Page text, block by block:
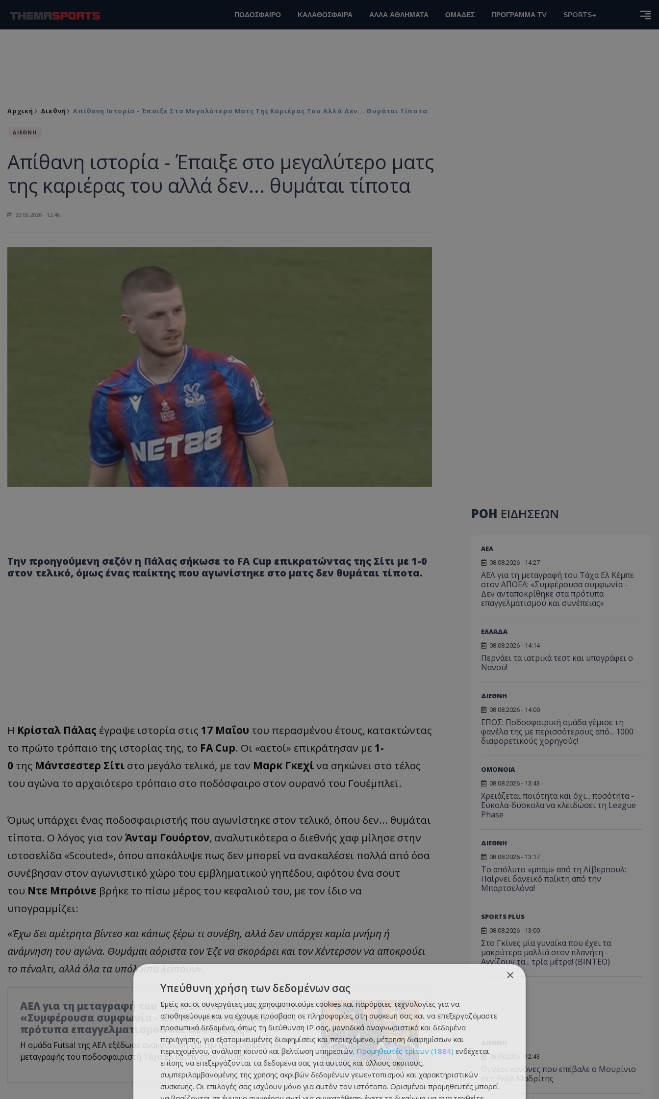
ΠΟΔΟΣΦΑΙΡΟ ΚΑΛΑΘΟΣΦΑΙΡΑ ΑΛΛΑ ΑΘΛΗΜΑΤΑ ΟΜΑΔΕΣ ΠΡΟΓΡΑΜΜΑ TV SPORTS+
Αρχική Διεθνή Απίθανη Ιστορία - Έπαιξε Στο Μεγαλύτερο Ματς Της Καριέρας Του Αλλά Δεν... Θυμάται Τίποτα
ΔΙΕΘΝΗ
Απίθανη ιστορία - Έπαιξε στο μεγαλύτερο ματς
της καριέρας του αλλά δεν... θυμάται τίποτα
20.05.2026 - 12:46
Την προηγούμενη σεζόν η Πάλας σήκωσε το FA Cup επικρατώντας της Σίτι με 1-0
στον τελικό, όμως ένας παίκτης που αγωνίστηκε στο ματς δεν θυμάται τίποτα.
Η Κρίσταλ Πάλας έγραψε ιστορία στις 17 Μαΐου του περασμένου έτους, κατακτώντας
το πρώτο τρόπαιο της ιστορίας της, το FA Cup. Οι «αετοί» επικράτησαν με 1-
0 της Μάντσεστερ Σίτι στο μεγάλο τελικό, με τον Μαρκ Γκεχίνα σηκώνει στο τέλος
του αγώνα το αρχαιότερο τρόπαιο στο ποδόσφαιρο στον ουρανό του Γουέμπλεϊ.
Όμως υπάρχει ένας ποδοσφαιριστής που αγωνίστηκε στον τελικό, όπου δεν... θυμάται
τίποτα. Ο λόγος για τον Άνταμ Γουόρτον, αναλυτικότερα ο διεθνής χαφ μίλησε στην
ιστοσελίδα «Scouted», όπου αποκάλυψε πως δεν μπορεί να ανακαλέσει πολλά από όσα
συνέβησαν στον αγωνιστικό χώρο του εμβληματικού γηπέδου, αφότου ένα σουτ
του Ντε Μπρόινε βρήκε το πίσω μέρος του κεφαλιού του, με τον ίδιο να
υπογραμμίζει:
«Έχω δει αμέτρητα βίντεο και κάπως ξέρω τι συνέβη, αλλά δεν υπάρχει καμία μνήμη ή
ανάμνηση του αγώνα. Θυμάμαι αόριστα τον Έζε να σκοράρει και τον Χέντερσον να αποκρούει
το πέναλτι, αλλά όλα τα υπόλοιπα λείπουν».
ΑΕΛ για τη μεταγραφή του Τάχα Ελ Κέμπε στον ΑΠΟΕΛ:
«Συμφέρουσα συμφωνία - Δεν ανταποκρίθηκε στα
πρότυπα επαγγελματισμού και συνέπειας»
Η ομάδα Futsal της ΑΕΛ εξέδωσε ανακοίνωση για την ολοκλήρωση της
μεταγραφής του ποδοσφαιριστή Τάχα Ελ Κέμπε στον ΑΠΟΕΛ.
ΡΟΗ ΕΙΔΗΣΕΩΝ
ΑΕΛ
08.08.2026 - 14:27
ΑΕΛ για τη μεταγραφή του Τάχα Ελ Κέμπε
στον ΑΠΟΕΛ: «Συμφέρουσα συμφωνία -
Δεν ανταποκρίθηκε στα πρότυπα
επαγγελματισμού και συνέπειας»
ΕΛΛΑΔΑ
08.08.2026 - 14:14
Περνάει τα ιατρικά τεστ και υπογράφει ο
Νανού!
ΔΙΕΘΝΗ
08.08.2026 - 14:00
ΕΠΟΣ: Ποδοσφαιρική ομάδα γέμισε τη
φανέλα της με περισσότερους από... 1000
διαφορετικούς χορηγούς!
ΟΜΟΝΟΙΑ
08.08.2026 - 13:43
Χρειάζεται ποιότητα και όχι... ποσότητα -
Εύκολα-δύσκολα να κλειδώσει τη League
Phase
ΔΙΕΘΝΗ
08.08.2026 - 13:17
Το απόλυτο «μπαμ» από τη Λίβερπουλ:
Παίρνει δανεικό παίκτη από την
Μπαρτσελόνα!
SPORTS PLUS
08.08.2026 - 13:00
Στο Γκίνες μία γυναίκα που έχει τα
μακρύτερα μαλλιά στον πλανήτη -
Αγγίζουν τα... τρία μέτρα! (ΒΙΝΤΕΟ)
08.08.2026 - 12:43
Οι νέοι κανόνες που επέβαλε ο Μουρίνιο
στη Ρεάλ Μαδρίτης
×
Υπεύθυνη χρήση των δεδομένων σας
Εμείς και οι συνεργάτες μας χρησιμοποιούμε cookies και παρόμοιες τεχνολογίες για να
αποθηκεύουμε και να έχουμε πρόσβαση σε πληροφορίες στη συσκευή σας και να επεξεργαζόμαστε
προσωπικά δεδομένα, όπως τη διεύθυνση IP σας, μοναδικά αναγνωριστικά και δεδομένα
περιήγησης, για εξατομικευμένες διαφημίσεις και περιεχόμενο, μέτρηση διαφημίσεων και
περιεχομένου, ανάλυση κοινού και βελτίωση υπηρεσιών. Προμηθευτές τρίτων (1884) ενδέχεται
επίσης να επεξεργάζονται τα δεδομένα σας για αυτούς και άλλους σκοπούς,
συμπεριλαμβανομένης της χρήσης ακριβών δεδομένων γεωεντοπισμού και χαρακτηριστικών
συσκευής. Οι επιλογές σας ισχύουν μόνο για αυτόν τον ιστότοπο. Ορισμένοι προμηθευτές μπορεί